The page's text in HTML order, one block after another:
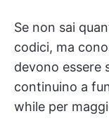
Se non sai
codici, ma
devono essere
continuino a
while per